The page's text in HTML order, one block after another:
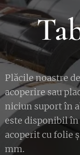
Plăcile noastre
acoperire sau
niciun suport în
este disponibil
acoperit cu folie
mm.